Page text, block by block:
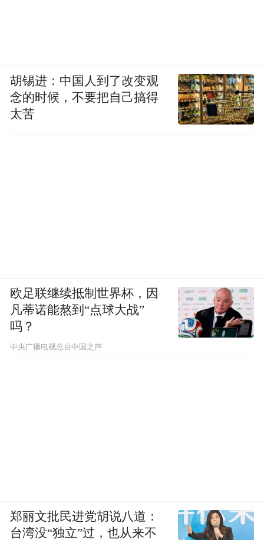
胡锡进：中国人到了改变观
念的时候，不要把自己搞得
太苦
欧足联继续抵制世界杯，因
凡蒂诺能熬到“点球大战”
吗？
中央广播电视总台中国之声
郑丽文批民进党胡说八道：
台湾没“独立”过，也从来不